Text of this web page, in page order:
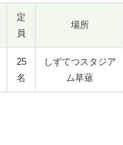
定
員
場所
25
名
しずてつスタジア
ム草薙